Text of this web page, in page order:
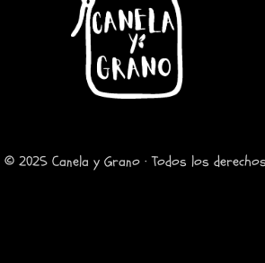
© 2025 Canela y Grano · Todos los